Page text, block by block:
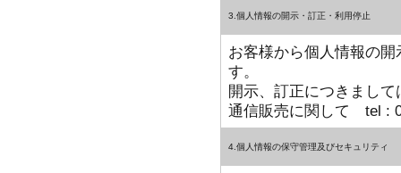
3.個人情報の開示・訂正・利用停止
お客様から個人情報の
す。
開示、訂正につきまし
通信販売に関して tel :
4.個人情報の保守管理及びセキュリティ